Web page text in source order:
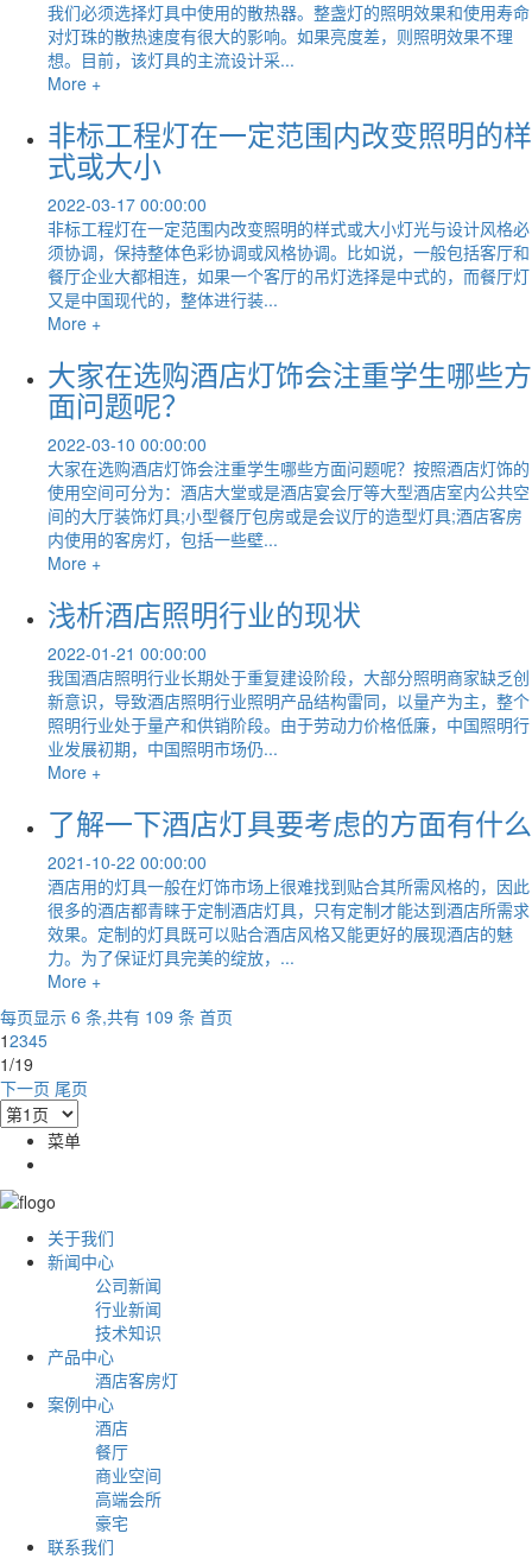
我们必须选择灯具中使用的散热器。整盏灯的照明效果和使用寿命
对灯珠的散热速度有很大的影响。如果亮度差，则照明效果不理
想。目前，该灯具的主流设计采...
More +
非标工程灯在一定范围内改变照明的样
式或大小
2022-03-17 00:00:00
非标工程灯在一定范围内改变照明的样式或大小灯光与设计风格必
须协调，保持整体色彩协调或风格协调。比如说，一般包括客厅和
餐厅企业大都相连，如果一个客厅的吊灯选择是中式的，而餐厅灯
又是中国现代的，整体进行装...
More +
大家在选购酒店灯饰会注重学生哪些方
面问题呢？
2022-03-10 00:00:00
大家在选购酒店灯饰会注重学生哪些方面问题呢？按照酒店灯饰的
使用空间可分为：酒店大堂或是酒店宴会厅等大型酒店室内公共空
间的大厅装饰灯具;小型餐厅包房或是会议厅的造型灯具;酒店客房
内使用的客房灯，包括一些壁...
More +
浅析酒店照明行业的现状
2022-01-21 00:00:00
我国酒店照明行业长期处于重复建设阶段，大部分照明商家缺乏创
新意识，导致酒店照明行业照明产品结构雷同，以量产为主，整个
照明行业处于量产和供销阶段。由于劳动力价格低廉，中国照明行
业发展初期，中国照明市场仍...
More +
了解一下酒店灯具要考虑的方面有什么
2021-10-22 00:00:00
酒店用的灯具一般在灯饰市场上很难找到贴合其所需风格的，因此
很多的酒店都青睐于定制酒店灯具，只有定制才能达到酒店所需求
效果。定制的灯具既可以贴合酒店风格又能更好的展现酒店的魅
力。为了保证灯具完美的绽放，...
More +
每页显示 6 条,共有 109 条 首页
12345
1/19
下一页 尾页
菜单
关于我们
新闻中心
公司新闻
行业新闻
技术知识
产品中心
酒店客房灯
案例中心
酒店
餐厅
商业空间
高端会所
豪宅
联系我们